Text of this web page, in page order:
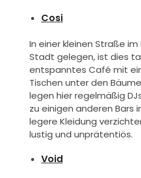
Cosi
In einer kleinen Straße
Stadt gelegen, ist dies
entspanntes Café mit
Tischen unter den
legen hier regelmäßig
zu einigen anderen Bars
legere Kleidung
lustig und unprätentiös.
Void